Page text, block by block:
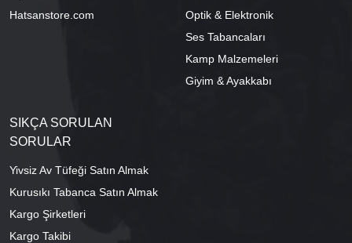
Hatsanstore.com
Optik & Elektronik
Ses Tabancaları
Kamp Malzemeleri
Giyim & Ayakkabı
SIKÇA SORULAN
SORULAR
Yivsiz Av Tüfeği Satın Almak
Kurusıkı Tabanca Satın Almak
Kargo Şirketleri
Kargo Takibi